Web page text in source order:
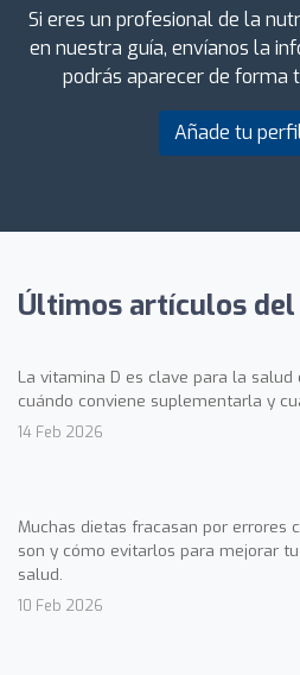
Si eres un profesional de la
en nuestra guía, envíanos la
podrás aparecer de forma
Añade tu
Últimos artículos
La vitamina D es clave para la salud
cuándo conviene suplementarla y
14 Feb 2026
Muchas dietas fracasan por errores
son y cómo evitarlos para mejorar
salud.
10 Feb 2026